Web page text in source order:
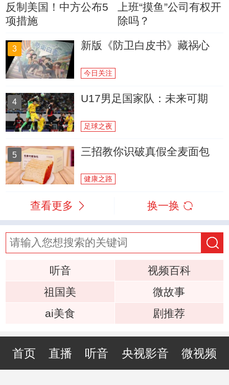
反制美国！中方公布5
项措施
上班“摸鱼”公司有权开
除吗？
3 新版《防卫白皮书》藏祸心
今日关注
4 U17男足国家队：未来可期
足球之夜
5 三招教你识破真假全麦面包
健康之路
查看更多 换一换
听音
视频百科
祖国美
微故事
ai美食
剧推荐
首页 直播 听音 央视影音 微视频